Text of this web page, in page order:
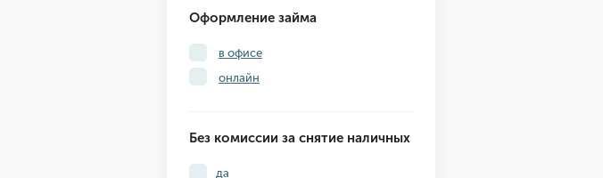
Оформление займа
в офисе
онлайн
Без комиссии за снятие наличных
да